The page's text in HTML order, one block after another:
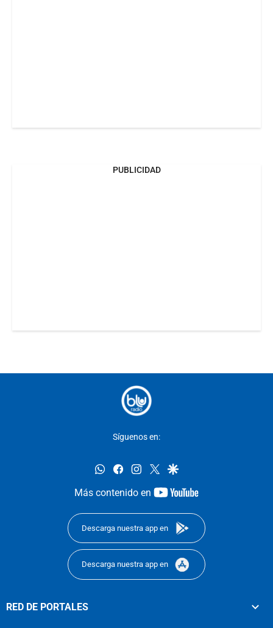
PUBLICIDAD
Síguenos en:
whatsappfacebookinstagram
twittergoogle
Más contenido en
youtube-
Descarga nuestra app en
Descarga nuestra app en
RED DE PORTALES